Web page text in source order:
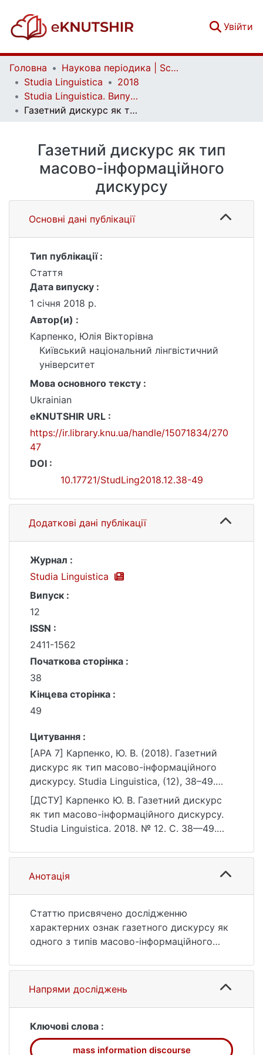
Увійти
Головна
Наукова періодика | Scientific periodicals
Studia Linguistica
2018
Studia Linguistica. Випуск 12
Газетний дискурс як тип масово-інформаційного дискурсу
Газетний дискурс як тип
масово-інформаційного
дискурсу
Основні дані публікації
Тип публікації :
Стаття
Дата випуску :
1 січня 2018 р.
Автор(и) :
Карпенко, Юлія Вікторівна
Київський національний лінгвістичний
університет
Мова основного тексту :
Ukrainian
eKNUTSHIR URL :
https://ir.library.knu.ua/handle/15071834/270
47
DOI :
10.17721/StudLing2018.12.38-49
Додаткові дані публікації
Журнал :
Studia Linguistica
Випуск :
12
ISSN :
2411-1562
Початкова сторінка :
38
Кінцева сторінка :
49
Цитування :
[APA 7] Карпенко, Ю. В. (2018). Газетний
дискурс як тип масово-інформаційного
дискурсу. Studia Linguistica, (12), 38–49.
https://doi.org/10.17721/StudLing2018.12.38-
49
[ДСТУ] Карпенко Ю. В. Газетний дискурс
як тип масово-інформаційного дискурсу.
Studia Linguistica. 2018. № 12. С. 38—49.
звернення: 25.07.2026).
Анотація
Статтю присвячено дослідженню
характерних ознак газетного дискурсу як
одного з типів масово-інформаційного
класифікацій дискурсу проаналізовано
місце газетного дискурсу, з’ясовано, що
він є оцінним, розлогим, аргументованим,
його основні функції (інформування, вплив)
та категорії (когнітивні, комунікативні,
Напрями досліджень
Ключові слова :
mass information discourse